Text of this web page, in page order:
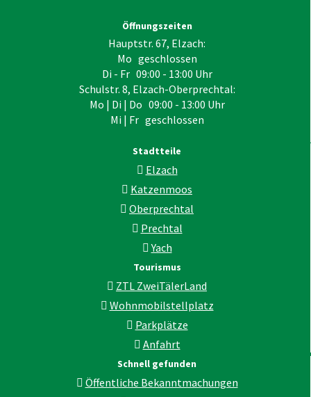
Öffnungszeiten
Hauptstr. 67, Elzach:
Mo geschlossen
Di - Fr 09:00 - 13:00 Uhr
Schulstr. 8, Elzach-Oberprechtal:
Mo | Di | Do 09:00 - 13:00 Uhr
Mi | Fr geschlossen
Stadtteile
Elzach
Katzenmoos
Oberprechtal
Prechtal
Yach
Tourismus
ZTL ZweiTälerLand
Wohnmobilstellplatz
Parkplätze
Anfahrt
Schnell gefunden
Öffentliche Bekanntmachungen